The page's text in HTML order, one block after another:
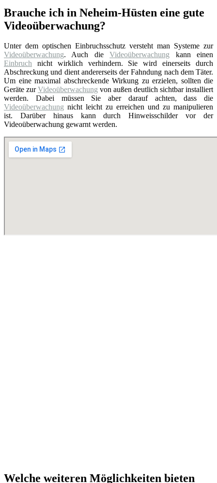
Brauche ich in Neheim-Hüsten eine gute
Videoüberwachung?
Unter dem optischen Einbruchsschutz versteht man Systeme zur
Videoüberwachung. Auch dieVideoüberwachung kann einen
Einbruch nicht wirklich verhindern. Sie wird einerseits durch
Abschreckung und dient andererseits der Fahndung nach dem Täter.
Um eine maximal abschreckende Wirkung zu erzielen, sollten die
Geräte zurVideoüberwachung von außen deutlich sichtbar installiert
werden. Dabei müssen Sie aber darauf achten, dass die
Videoüberwachung nicht leicht zu erreichen und zu manipulieren
ist. Darüber hinaus kann durch Hinweisschilder vor der
Videoüberwachung gewarnt werden.
Welche weiteren Möglichkeiten bieten